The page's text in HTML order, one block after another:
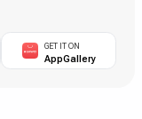
GET IT ON
AppGallery